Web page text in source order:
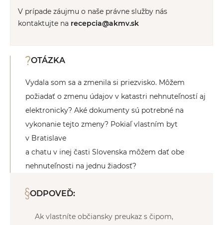
V prípade záujmu o naše právne služby nás
kontaktujte na recepcia@akmv.sk
OTÁZKA
Vydala som sa a zmenila si priezvisko. Môžem
požiadať o zmenu údajov v katastri nehnuteľností aj
elektronicky? Aké dokumenty sú potrebné na
vykonanie tejto zmeny? Pokiaľ vlastním byt
v Bratislave
a chatu v inej časti Slovenska môžem dať obe
nehnuteľnosti na jednu žiadosť?
ODPOVEĎ:
Ak vlastníte občiansky preukaz s čipom,